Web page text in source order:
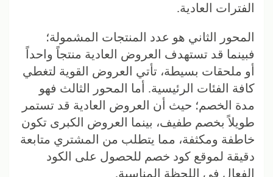
الفترات العادية.
المحور الثاني هو عدد المنتجات المشمولة؛
فبينما قد تستهدف العروض العادية منتجاً واحداً
أو ملحقات بسيطة، تأتي العروض القوية لتغطي
كافة الفئات الرئيسية. أما المحور الثالث فهو
مدة الخصم؛ حيث أن العروض العادية قد تستمر
طويلاً بخصم طفيف، بينما العروض الكبرى تكون
خاطفة ومكثفة، مما يتطلب من المشتري متابعة
دقيقة لموقع كود خصم للحصول على الكود
الفعال في اللحظة المناسبة.